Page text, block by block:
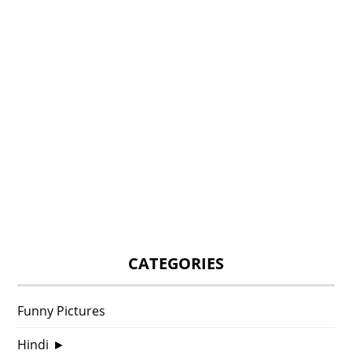
CATEGORIES
Funny Pictures
Hindi ►